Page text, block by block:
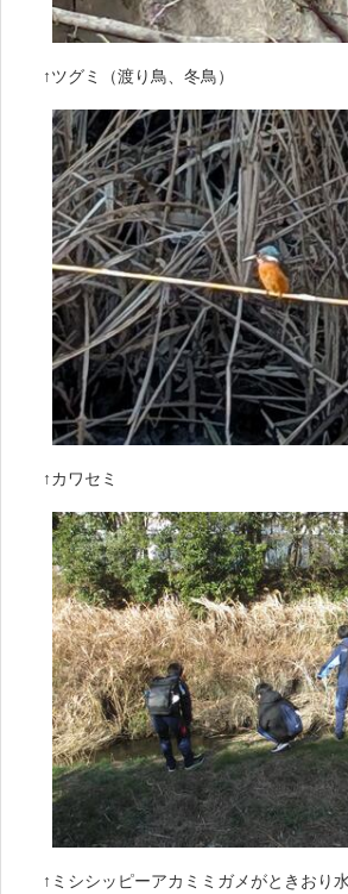
↑ツグミ（渡り鳥、冬鳥）
↑カワセミ
↑ミシシッピーアカミミガメがときおり